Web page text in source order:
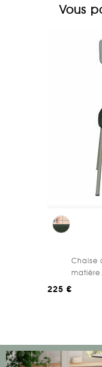
Vous
Chaise
225 €